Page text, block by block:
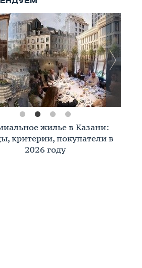
жилье в Казани:
критерии, покупатели в
2026 году